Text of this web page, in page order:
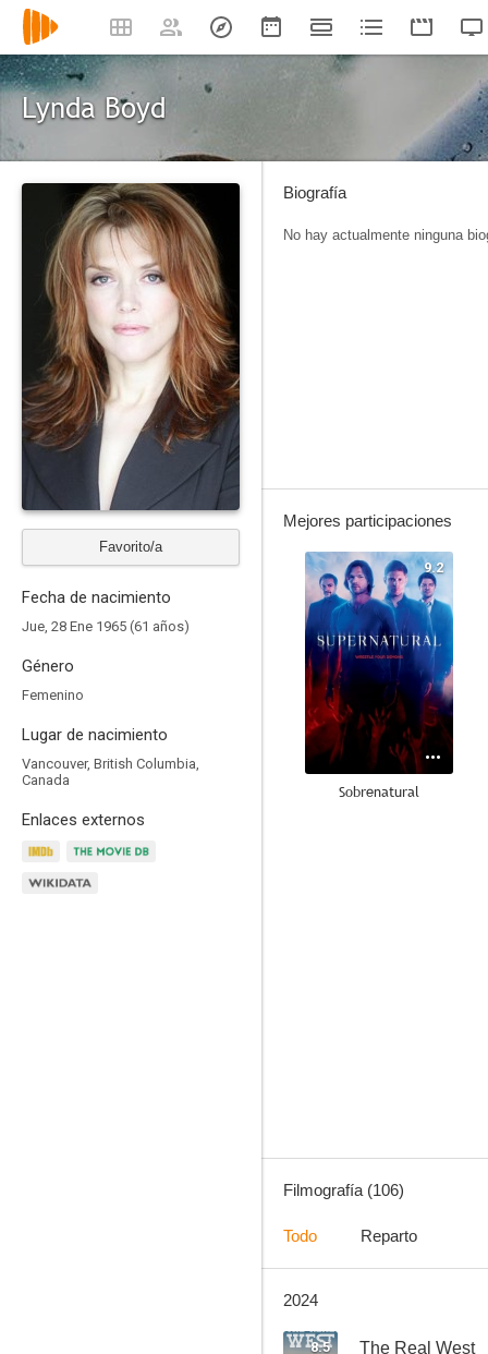
Lynda Boyd
Favorito/a
Fecha de nacimiento
Jue, 28 Ene 1965 (61 años)
Género
Femenino
Lugar de nacimiento
Vancouver, British Columbia,
Canada
Enlaces externos
Biografía
No hay actualmente ninguna
Mejores participaciones
9.2
Sobrenatural
8.1
Filmografía (106)
Todo Reparto
2024
8.5 The Real West